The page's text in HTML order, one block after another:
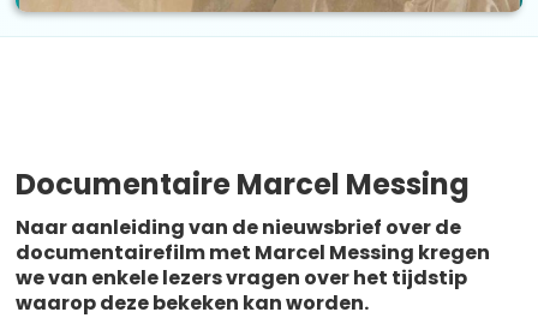
Documentaire Marcel Messing
Naar aanleiding van de nieuwsbrief over de
documentairefilm met Marcel Messing kregen
we van enkele lezers vragen over het tijdstip
waarop deze bekeken kan worden.